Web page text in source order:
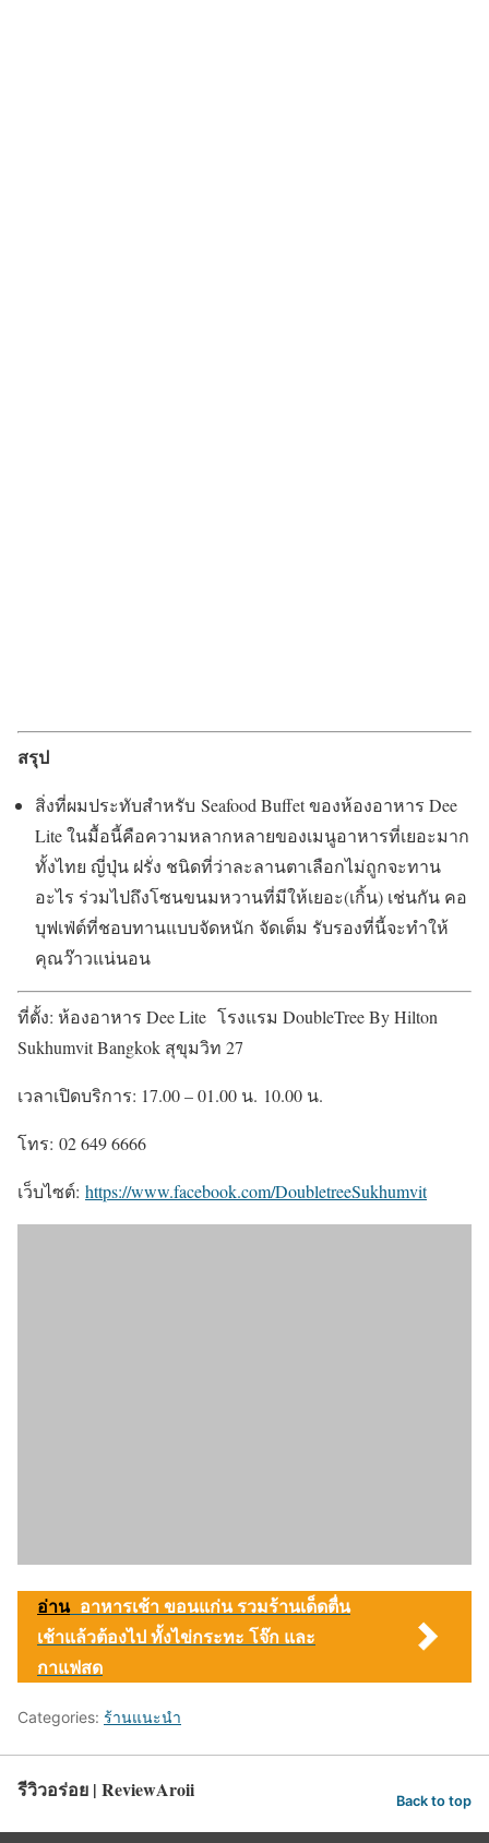
สรุป
สิ่งที่ผมประทับสำหรับ Seafood Buffet ของห้องอาหาร Dee
Lite ในมื้อนี้คือความหลากหลายของเมนูอาหารที่เยอะมาก
ทั้งไทย ญี่ปุ่น ฝรั่ง ชนิดที่ว่าละลานตาเลือกไม่ถูกจะทาน
อะไร ร่วมไปถึงโซนขนมหวานที่มีให้เยอะ(เกิ้น) เช่นกัน คอ
บุฟเฟ่ต์ที่ชอบทานแบบจัดหนัก จัดเต็ม รับรองที่นี้จะทำให้
คุณว๊าวแน่นอน
ที่ตั้ง: ห้องอาหาร Dee Lite โรงแรม DoubleTree By Hilton
Sukhumvit Bangkok สุขุมวิท 27
เวลาเปิดบริการ: 17.00 – 01.00 น. 10.00 น.
โทร: 02 649 6666
เว็บไซต์: https://www.facebook.com/DoubletreeSukhumvit
อ่าน อาหารเช้า ขอนแก่น รวมร้านเด็ดตื่น
เช้าแล้วต้องไป ทั้งไข่กระทะ โจ๊ก และ
กาแฟสด
Categories: ร้านแนะนำ
รีวิวอร่อย | ReviewAroii Back to top